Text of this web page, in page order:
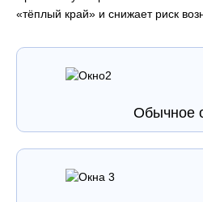
«тёплый край» и снижает риск
Обычное